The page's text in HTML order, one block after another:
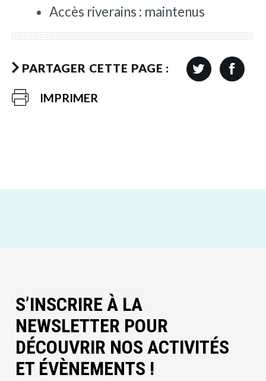
Accès riverains : maintenus
PARTAGER CETTE PAGE :
IMPRIMER
S’INSCRIRE À LA
NEWSLETTER POUR
DÉCOUVRIR NOS ACTIVITÉS
ET ÉVÈNEMENTS !